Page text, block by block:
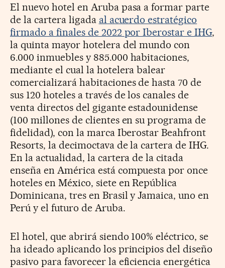
El nuevo hotel en Aruba pasa a formar parte
de la cartera ligada al acuerdo estratégico
firmado a finales de 2022 por Iberostar e IHG,
la quinta mayor hotelera del mundo con
6.000 inmuebles y 885.000 habitaciones,
mediante el cual la hotelera balear
comercializará habitaciones de hasta 70 de
sus 120 hoteles a través de los canales de
venta directos del gigante estadounidense
(100 millones de clientes en su programa de
fidelidad), con la marca Iberostar Beahfront
Resorts, la decimoctava de la cartera de IHG.
En la actualidad, la cartera de la citada
enseña en América está compuesta por once
hoteles en México, siete en República
Dominicana, tres en Brasil y Jamaica, uno en
Perú y el futuro de Aruba.
El hotel, que abrirá siendo 100% eléctrico, se
ha ideado aplicando los principios del diseño
pasivo para favorecer la eficiencia energética